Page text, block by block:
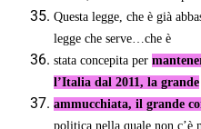
Questa legge, che è già
legge che serve…che è
stata concepita per
l’Italia dal 2011, la grande
ammucchiata, il grande
politica nella quale non c’è